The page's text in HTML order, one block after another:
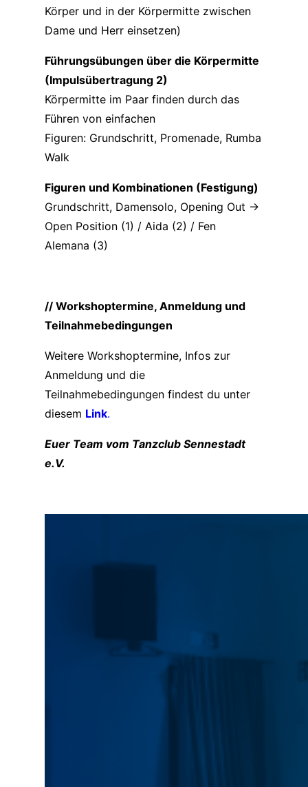
Körper und in der Körpermitte zwischen
Dame und Herr einsetzen)
Führungsübungen über die Körpermitte
(Impulsübertragung 2)
Körpermitte im Paar finden durch das
Führen von einfachen
Figuren: Grundschritt, Promenade, Rumba
Walk
Figuren und Kombinationen (Festigung)
Grundschritt, Damensolo, Opening Out ->
Open Position (1) / Aida (2) / Fen
Alemana (3)
// Workshoptermine, Anmeldung und
Teilnahmebedingungen
Weitere Workshoptermine, Infos zur
Anmeldung und die
Teilnahmebedingungen findest du unter
diesem Link.
Euer Team vom Tanzclub Sennestadt
e.V.